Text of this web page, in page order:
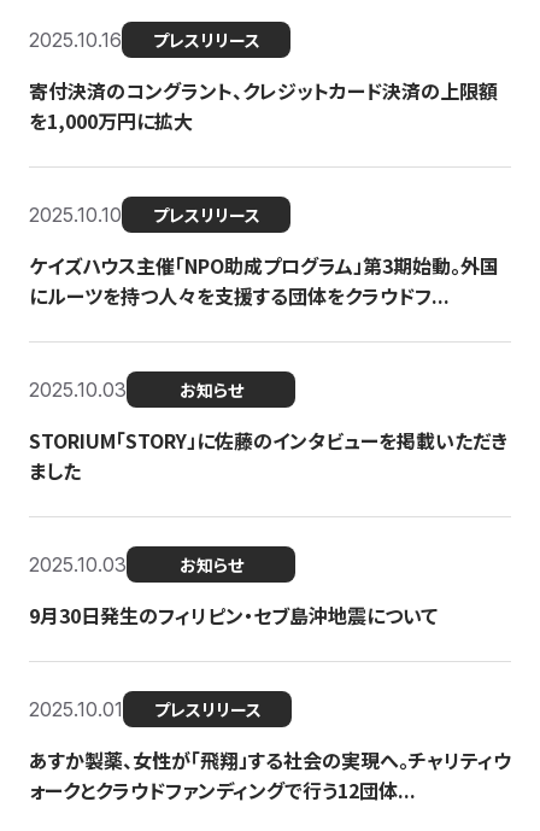
2025.10.16 プレスリリース
寄付決済のコングラント、クレジットカード決済の上限額
を1,000万円に拡大
2025.10.10 プレスリリース
ケイズハウス主催「NPO助成プログラム」第3期始動。外国
にルーツを持つ人々を支援する団体をクラウドフ...
2025.10.03 お知らせ
STORIUM「STORY」に佐藤のインタビューを掲載いただき
ました
2025.10.03 お知らせ
9月30日発生のフィリピン・セブ島沖地震について
2025.10.01 プレスリリース
あすか製薬、女性が「飛翔」する社会の実現へ。チャリティウ
ォークとクラウドファンディングで行う12団体...